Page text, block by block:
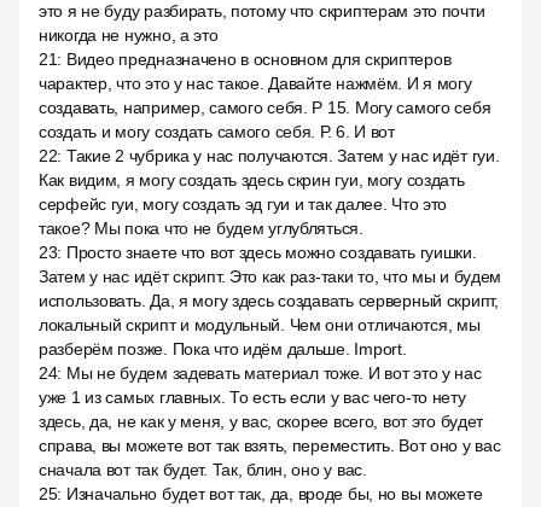
это я не буду разбирать, потому что скриптерам это почти
никогда не нужно, а это
21: Видео предназначено в основном для скриптеров
чарактер, что это у нас такое. Давайте нажмём. И я могу
создавать, например, самого себя. Р 15. Могу самого себя
создать и могу создать самого себя. Р. 6. И вот
22: Такие 2 чубрика у нас получаются. Затем у нас идёт гуи.
Как видим, я могу создать здесь скрин гуи, могу создать
серфейс гуи, могу создать эд гуи и так далее. Что это
такое? Мы пока что не будем углубляться.
23: Просто знаете что вот здесь можно создавать гуишки.
Затем у нас идёт скрипт. Это как раз-таки то, что мы и будем
использовать. Да, я могу здесь создавать серверный скрипт,
локальный скрипт и модульный. Чем они отличаются, мы
разберём позже. Пока что идём дальше. Import.
24: Мы не будем задевать материал тоже. И вот это у нас
уже 1 из самых главных. То есть если у вас чего-то нету
здесь, да, не как у меня, у вас, скорее всего, вот это будет
справа, вы можете вот так взять, переместить. Вот оно у вас
сначала вот так будет. Так, блин, оно у вас.
25: Изначально будет вот так, да, вроде бы, но вы можете